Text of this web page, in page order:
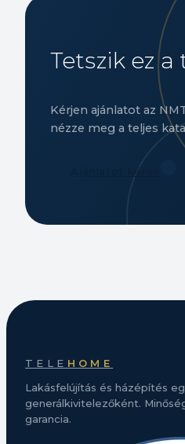
Tetszik ez a
Kérjen ajánlatot az
nézze meg a teljes
Ajánlatot kérek
TELE HOME
Lakásfelújítás és házépítés
generálkivitelezőként.
garancia.